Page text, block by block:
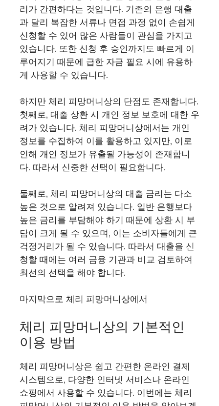
리가 간편하다는 것입니다. 기존의 은행 대출
과 달리 복잡한 서류나 면접 과정 없이 손쉽게
신청할 수 있어 많은 사람들이 관심을 가지고
있습니다. 또한 신청 후 승인까지도 빠르게 이
루어지기 때문에 급한 자금 필요 시에 유용하
게 사용할 수 있습니다.
하지만 체리 피망머니상의 단점도 존재합니다.
첫째로, 대출 상환 시 개인 정보 보호에 대한 우
려가 있습니다. 체리 피망머니상에서는 개인
정보를 수집하여 이를 활용하고 있지만, 이로
인해 개인 정보가 유출될 가능성이 존재합니
다. 따라서 신중한 선택이 필요합니다.
둘째로, 체리 피망머니상의 대출 금리는 다소
높은 것으로 알려져 있습니다. 일반 은행보다
높은 금리를 부담해야 하기 때문에 상환 시 부
담이 크게 될 수 있으며, 이는 소비자들에게 큰
걱정거리가 될 수 있습니다. 따라서 대출을 신
청할 때에는 여러 금융 기관과 비교 검토하여
최선의 선택을 해야 합니다.
마지막으로 체리 피망머니상에서
체리 피망머니상의 기본적인
이용 방법
체리 피망머니상은 쉽고 간편한 온라인 결제
시스템으로, 다양한 인터넷 서비스나 온라인
쇼핑에서 사용할 수 있습니다. 이번에는 체리